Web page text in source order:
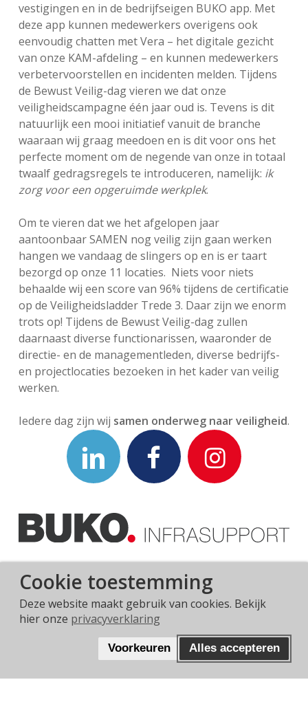
vestigingen en in de bedrijfseigen BUKO app. Met
deze app kunnen medewerkers overigens ook
eenvoudig chatten met Vera – het digitale gezicht
van onze KAM-afdeling – en kunnen medewerkers
verbetervoorstellen en incidenten melden. Tijdens
de Bewust Veilig-dag vieren we dat onze
veiligheidscampagne één jaar oud is. Tevens is dit
natuurlijk een mooi initiatief vanuit de branche
waaraan wij graag meedoen en is dit voor ons het
perfecte moment om de negende van onze in totaal
twaalf gedragsregels te introduceren, namelijk: ik
zorg voor een opgeruimde werkplek.
Om te vieren dat we het afgelopen jaar
aantoonbaar SAMEN nog veilig zijn gaan werken
hangen we vandaag de slingers op en is er taart
bezorgd op onze 11 locaties. Niets voor niets
behaalde wij een score van 96% tijdens de certificatie
op de Veiligheidsladder Trede 3. Daar zijn we enorm
trots op! Tijdens de Bewust Veilig-dag zullen
daarnaast diverse functionarissen, waaronder de
directie- en de managementleden, diverse bedrijfs-
en projectlocaties bezoeken in het kader van veilig
werken.
Iedere dag zijn wij samen onderweg naar veiligheid.
Privacyverklaring
WAT VIND JE VAN ONS?
DEEL JE ERVARING!
Cookie toestemming
Deze website maakt gebruik van cookies. Bekijk
hier onze privacyverklaring
Voorkeuren Alles accepteren